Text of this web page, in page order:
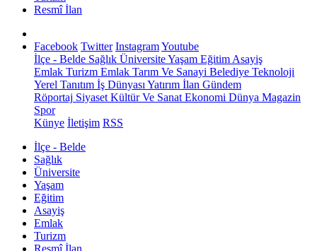
Resmî İlan
Facebook Twitter InstagramYoutube
İlçe - Belde Sağlık ÜniversiteYaşam Eğitim Asayiş
Emlak Turizm Emlak Tarım Ve Sanayi Belediye Teknoloji
Yerel Tanıtım İş Dünyası Yatırım İlan Gündem
Röportaj Siyaset Kültür Ve Sanat Ekonomi Dünya Magazin
Spor
Künye İletişim RSS
İlçe - Belde
Sağlık
Üniversite
Yaşam
Eğitim
Asayiş
Emlak
Turizm
Resmî İlan